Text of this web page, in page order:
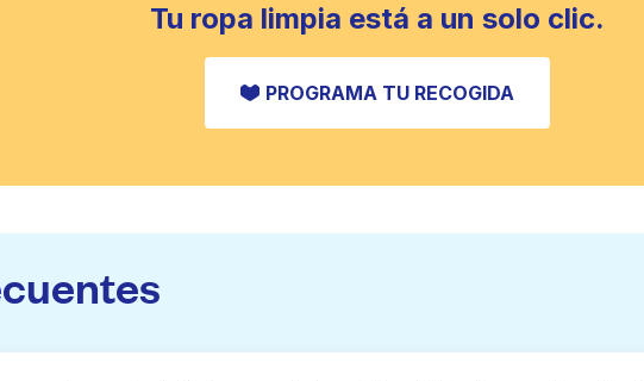
Tu ropa limpia está a un solo clic.
PROGRAMA TU RECOGIDA